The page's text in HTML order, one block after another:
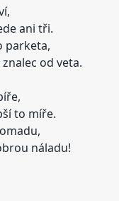
ani tři.
parketa,
od veta.
to míře.
náladu!